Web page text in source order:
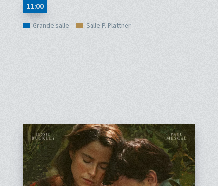
11:00
Grande salle Salle P. Plattner